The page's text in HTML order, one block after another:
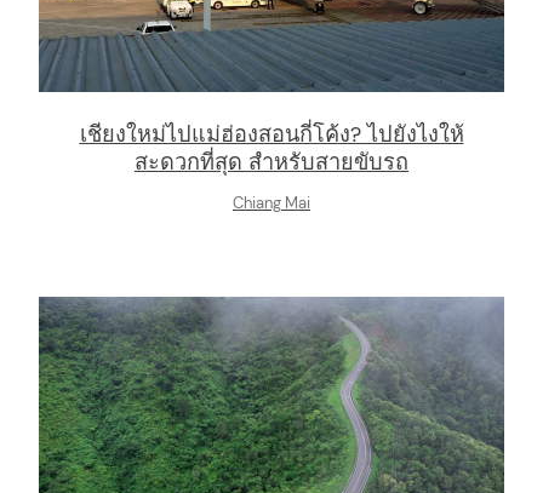
เชียงใหม่ไปแม่ฮ่องสอนกี่โค้ง? ไปยังไงให้
สะดวกที่สุด สำหรับสายขับรถ
Chiang Mai